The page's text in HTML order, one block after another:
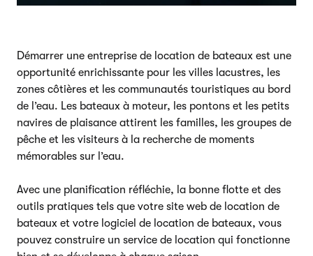
Démarrer une entreprise de location de bateaux est une
opportunité enrichissante pour les villes lacustres, les
zones côtières et les communautés touristiques au bord
de l’eau. Les bateaux à moteur, les pontons et les petits
navires de plaisance attirent les familles, les groupes de
pêche et les visiteurs à la recherche de moments
mémorables sur l’eau.
Avec une planification réfléchie, la bonne flotte et des
outils pratiques tels que votre site web de location de
bateaux et votre logiciel de location de bateaux, vous
pouvez construire un service de location qui fonctionne